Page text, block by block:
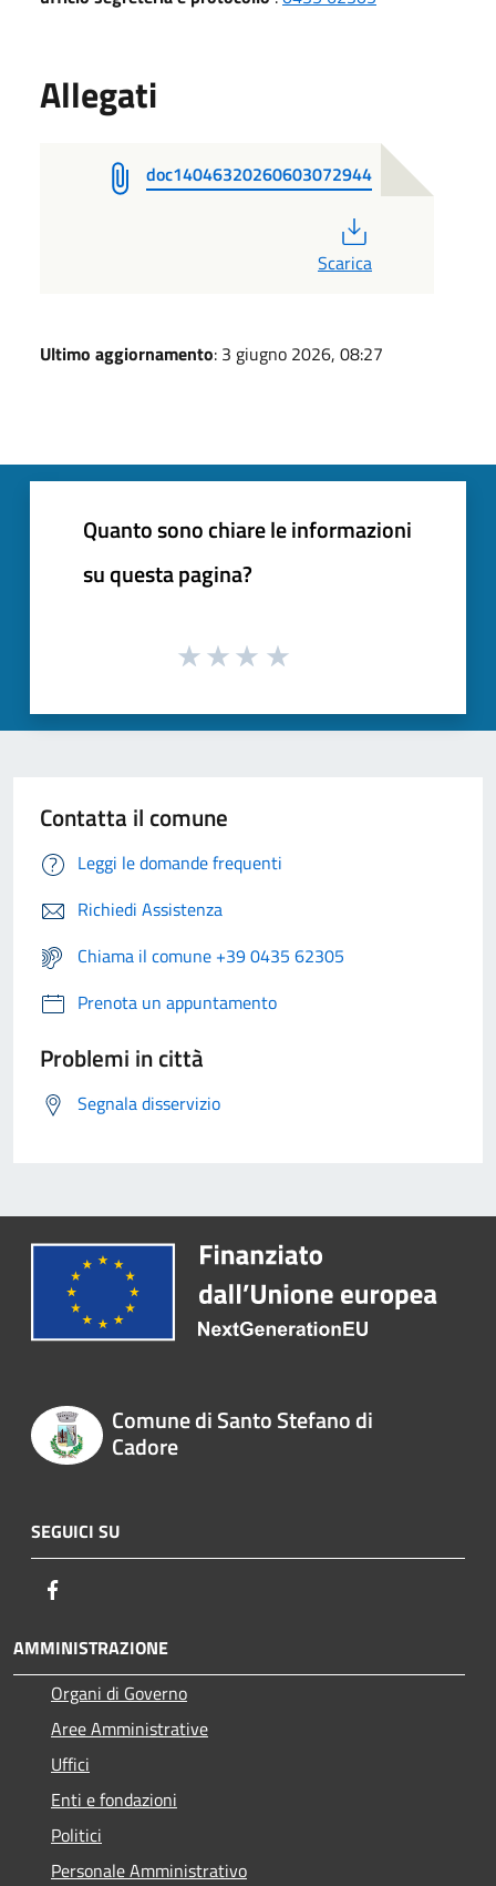
Allegati
doc14046320260603072944
Scarica
Ultimo aggiornamento: 3 giugno 2026, 08:27
Quanto sono chiare le informazioni
su questa pagina?
Contatta il comune
Leggi le domande frequenti
Richiedi Assistenza
Chiama il comune +39 0435 62305
Prenota un appuntamento
Problemi in città
Segnala disservizio
Comune di Santo Stefano di
Cadore
SEGUICI SU
AMMINISTRAZIONE
Organi di Governo
Aree Amministrative
Uffici
Enti e fondazioni
Politici
Personale Amministrativo